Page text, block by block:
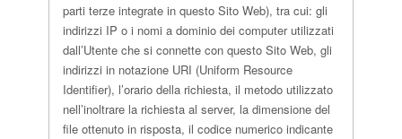
parti terze integrate in questo Sito Web), tra cui: gli
indirizzi IP o i nomi a dominio dei computer utilizzati
dall’Utente che si connette con questo Sito Web, gli
indirizzi in notazione URI (Uniform Resource
Identifier), l’orario della richiesta, il metodo utilizzato
nell’inoltrare la richiesta al server, la dimensione del
file ottenuto in risposta, il codice numerico indicante